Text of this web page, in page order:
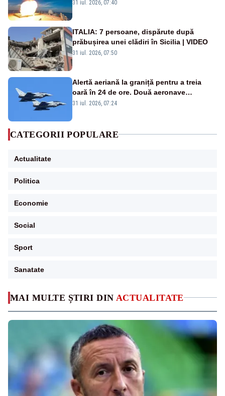
MAI MULTE ȘTIRI DIN ACTUALITATE
31 iul. 2026, 07:40
ITALIA: 7 persoane, dispărute după
prăbușirea unei clădiri în Sicilia | VIDEO
31 iul. 2026, 07:50
Alertă aeriană la graniță pentru a treia
oară în 24 de ore. Două aeronave
Eurofighter britanice au fost ridicate de la
31 iul. 2026, 07:24
CATEGORII POPULARE
Actualitate
Politica
Economie
Social
Sport
Sanatate